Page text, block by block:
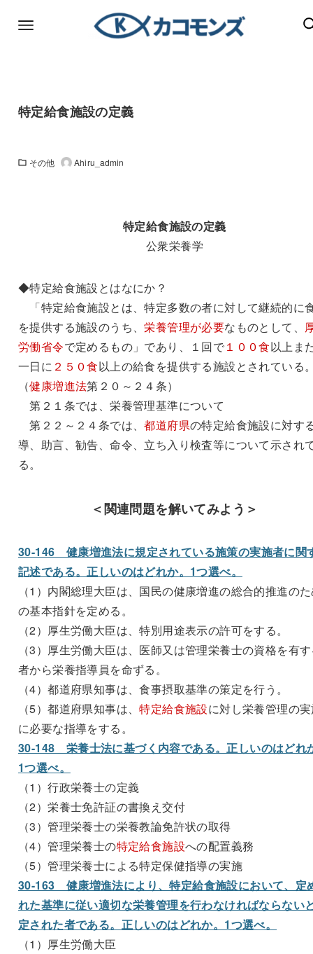
特定給食施設の定義
その他 Ahiru_admin
特定給食施設の定義
公衆栄養学
◆特定給食施設とはなにか？
「特定給食施設とは、特定多数の者に対して継続的に
を提供する施設のうち、栄養管理が必要なものとして、
労働省令で定めるもの」であり、１回で１００食以上ま
一日に ２５０食以上の給食を提供する施設とされている
（健康増進法第２０～２４条）
第２１条では、栄養管理基準について
第２２～２４条では、都道府県の特定給食施設に対す
導、助言、勧告、命令、立ち入り検査等について示され
る。
＜関連問題を解いてみよう＞
30-146 健康増進法に規定されている施策の実施者に関
記述である。正しいのはどれか。1つ選べ。
（1）内閣総理大臣は、国民の健康増進の総合的推進の
の基本指針を定める。
（2）厚生労働大臣は、特別用途表示の許可をする。
（3）厚生労働大臣は、医師又は管理栄養士の資格を有
者から栄養指導員を命ずる。
（4）都道府県知事は、食事摂取基準の策定を行う。
（5）都道府県知事は、特定給食施設に対し栄養管理の
に必要な指導をする。
30-148 栄養士法に基づく内容である。正しいのはどれ
1つ選べ。
（1）行政栄養士の定義
（2）栄養士免許証の書換え交付
（3）管理栄養士の栄養教論免許状の取得
（4）管理栄養士の特定給食施設への配置義務
（5）管理栄養士による特定保健指導の実施
30-163 健康増進法により、特定給食施設において、定
れた基準に従い適切な栄養管理を行わなければならない
定された者である。正しいのはどれか。1つ選べ。
（1）厚生労働大臣